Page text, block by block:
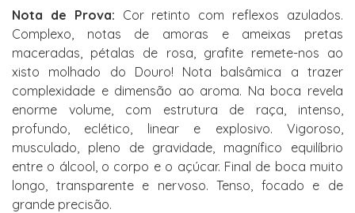
Nota de Prova: Cor retinto com reflexos azulados.
Complexo, notas de amoras e ameixas pretas
maceradas, pétalas de rosa, grafite remete-nos ao
xisto molhado do Douro! Nota balsâmica a trazer
complexidade e dimensão ao aroma. Na boca revela
enorme volume, com estrutura de raça, intenso,
profundo, eclético, linear e explosivo. Vigoroso,
musculado, pleno de gravidade, magnífico equilíbrio
entre o álcool, o corpo e o açúcar. Final de boca muito
longo, transparente e nervoso. Tenso, focado e de
grande precisão.